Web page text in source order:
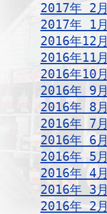
2017年 2月
2017年 1月
2016年12月
2016年11月
2016年10月
2016年 9月
2016年 8月
2016年 7月
2016年 6月
2016年 5月
2016年 4月
2016年 3月
2016年 2月